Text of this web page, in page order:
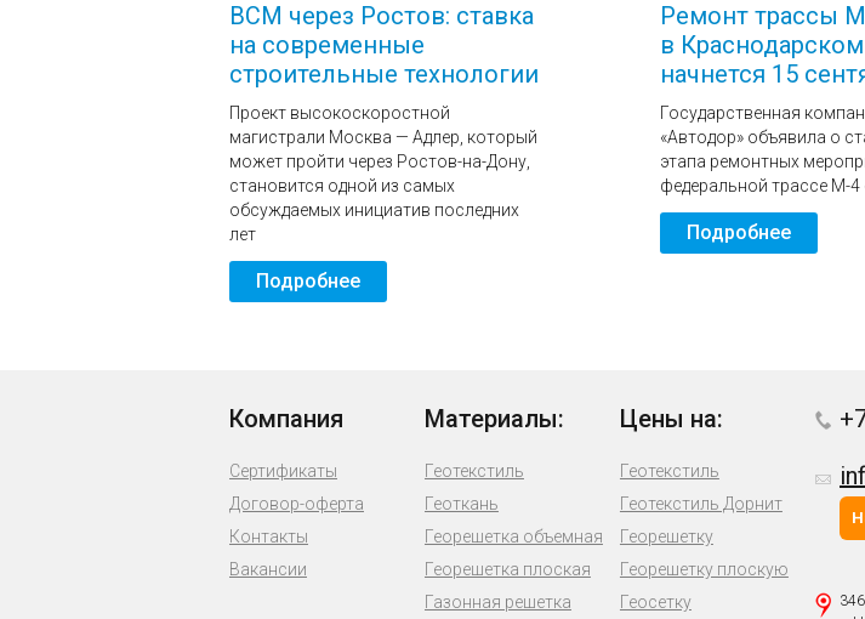
ВСМ через Ростов: ставка
на современные
строительные технологии
Проект высокоскоростной
магистрали Москва — Адлер, который
может пройти через Ростов-на-Дону,
становится одной из самых
обсуждаемых инициатив последних
лет
Подробнее
Ремонт трассы
в
начнется 15
Государственная
«Автодор» объявила о
этапа ремонтных
федеральной трассе М-4
Подробнее
Компания
Сертификаты
Договор-оферта
Контакты
Вакансии
Материалы:
Геотекстиль
Геоткань
Георешетка объемная
Георешетка плоская
Газонная решетка
Цены на:
Геотекстиль
Геотекстиль Дорнит
Георешетку
Георешетку плоскую
Геосетку